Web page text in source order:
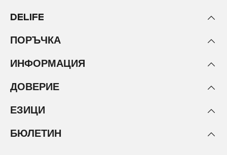
DELIFE
ПОРЪЧКА
ИНФОРМАЦИЯ
ДОВЕРИЕ
ЕЗИЦИ
БЮЛЕТИН